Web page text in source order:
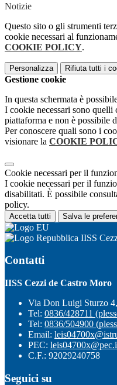
Notizie
Questo sito o gli strumenti
cookie necessari al
COOKIE POLICY.
Personalizza Rifiuta tutti i
Gestione cookie
In questa schermata è
I cookie necessari sono
piattaforma e non è possibile
Per conoscere quali sono i
visionare la COOKIE
Cookie necessari per il
I cookie necessari per il
disabilitati. È possibile
policy.
Accetta tutti Salva le
IISS
Contatti
IISS Cezzi de Castro Moro
Via Don Luigi Sturzo
Tel: 0836/428711
Tel: 0836/504900
Email:
PEC:
C.F.: 92029240758
Seguici su